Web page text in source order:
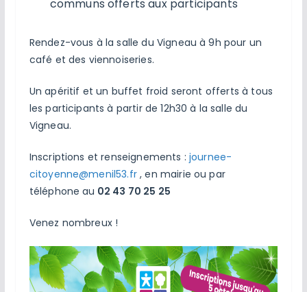
communs offerts aux participants
Rendez-vous à la salle du Vigneau à 9h pour un
café et des viennoiseries.
Un apéritif et un buffet froid seront offerts à tous
les participants à partir de 12h30 à la salle du
Vigneau.
Inscriptions et renseignements : journee-
citoyenne@menil53.fr, en mairie ou par
téléphone au 02 43 70 25 25
Venez nombreux !